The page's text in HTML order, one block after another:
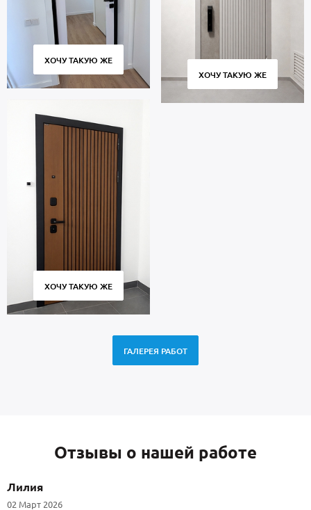
ХОЧУ ТАКУЮ ЖЕ
ХОЧУ ТАКУЮ ЖЕ
ХОЧУ ТАКУЮ ЖЕ
ГАЛЕРЕЯ РАБОТ
Отзывы о нашей работе
Лилия
02 Март 2026